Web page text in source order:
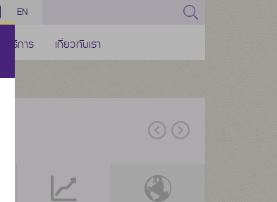
EN
งบริการ เกี่ยวกับเรา